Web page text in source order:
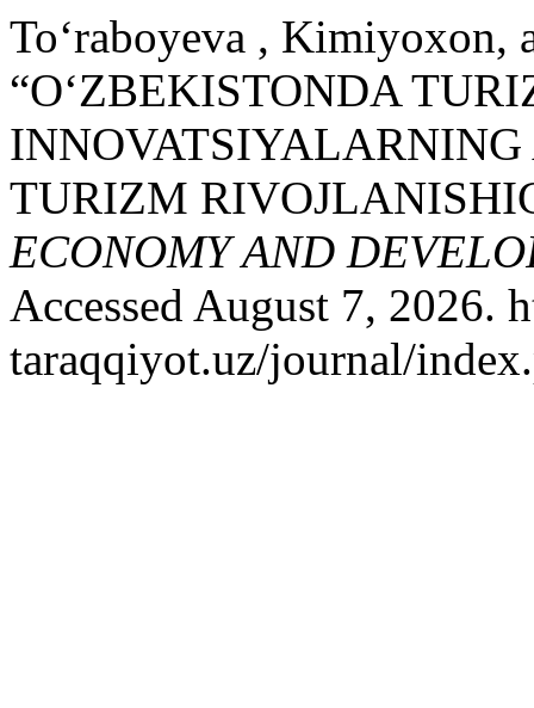
To‘raboyeva , Kimiyoxon,
“OʻZBEKISTONDA
TURIZM
ECONOMY AND
Accessed August 7, 2026.
taraqqiyot.uz/journal/